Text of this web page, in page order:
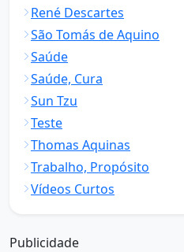
René Descartes
São Tomás de Aquino
Saúde
Saúde, Cura
Sun Tzu
Teste
Thomas Aquinas
Trabalho, Propósito
Vídeos Curtos
Publicidade